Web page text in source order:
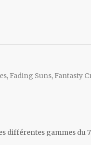
, Fading Suns, Fantasty
différentes gammes du